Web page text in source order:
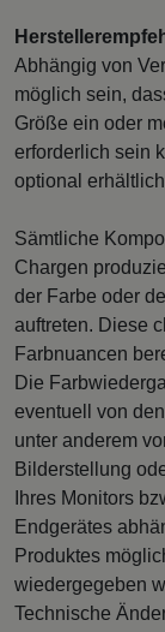
Abhängig von
möglich sein,
Größe ein oder
erforderlich sein
optional
Sämtliche
Chargen
der Farbe oder
auftreten. Diese
Farbnuancen
Die
eventuell von
unter anderem
Bilderstellung
Ihres Monitors
Endgerätes
Produktes
wiedergegeben
Technische